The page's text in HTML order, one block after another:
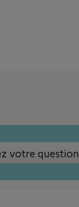
votre question